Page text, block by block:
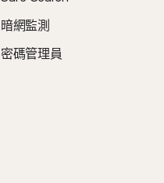
暗網監測
密碼管理員